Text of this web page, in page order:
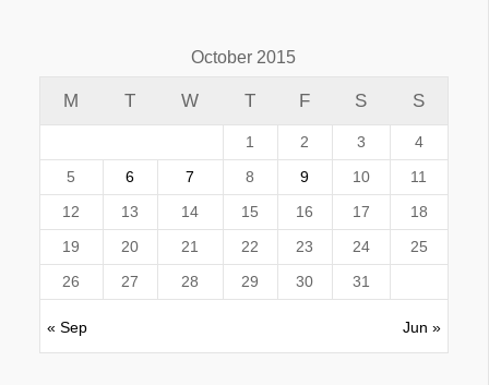
October 2015
M T W T F S S
« Sep Jun »
1 2 3
4
5
6 7 8 9 10
11
12
13 14 15 16 17
18
19
20 21 22 23 24
25
26
27 28 29 30 31